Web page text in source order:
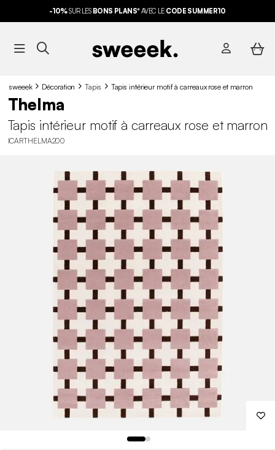
-10%SUR LES BONS PLANS*AVEC LE CODE SUMMER10
sweeek Décoration Tapis Tapis intérieur motif à carreaux rose et marron
Thelma
Tapis intérieur motif à carreaux rose et marron
ICARTHELMA200